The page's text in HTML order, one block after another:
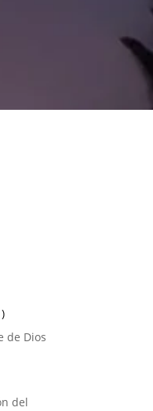
1
producto
de Dios
del